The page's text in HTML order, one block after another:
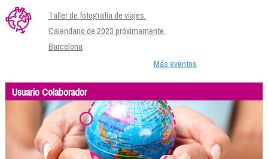
Taller de fotografía de viajes.
Calendario de 2023 próximamente.
Barcelona
Más eventos
Usuario Colaborador